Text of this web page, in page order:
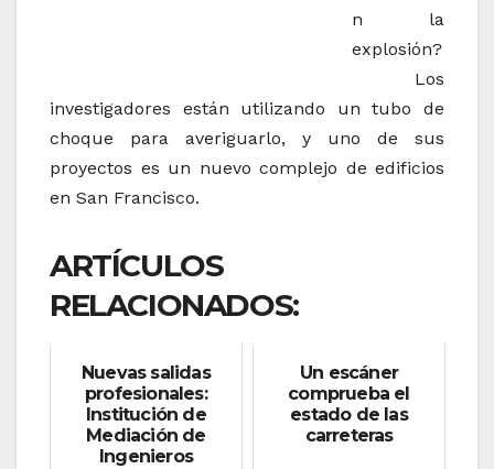
n la
explosión?
Los
investigadores están utilizando un tubo de
choque para averiguarlo, y uno de sus
proyectos es un nuevo complejo de edificios
en San Francisco.
ARTÍCULOS
RELACIONADOS:
Nuevas salidas
profesionales:
Institución de
Mediación de
Ingenieros
Un escáner
comprueba el
estado de las
carreteras